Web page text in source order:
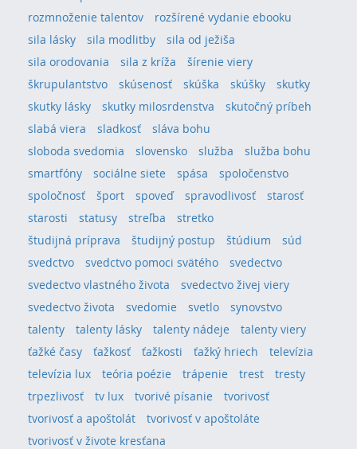
rozmnoženie talentov
rozšírené vydanie ebooku
sila lásky
sila modlitby
sila od ježiša
sila orodovania
sila z kríža
šírenie viery
škrupulantstvo
skúsenosť skúška skúšky
skutky
skutky lásky
skutky milosrdenstva
skutočný príbeh
slabá viera
sladkosť
sláva bohu
sloboda svedomia
slovensko služba
služba bohu
smartfóny
sociálne siete spása
spoločenstvo
spoločnosť
šport spoveď spravodlivosť
starosť
starosti
statusy streľba
stretko
študijná príprava
študijný postup štúdium
súd
svedctvo
svedctvo pomoci svätého
svedectvo
svedectvo vlastného života
svedectvo živej viery
svedectvo života
svedomie svetlo
synovstvo
talenty
talenty lásky talenty nádeje
talenty viery
ťažké časy
ťažkosť ťažkosti ťažký hriech
televízia
televízia lux
teória poézie trápenie trest
tresty
trpezlivosť
tv lux tvorivé písanie
tvorivosť
tvorivosť a apoštolát
tvorivosť v apoštoláte
tvorivosť v živote kresťana